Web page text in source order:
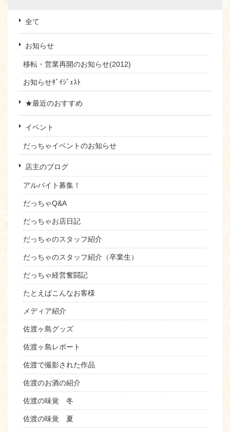
全て
お知らせ
移転・営業再開のお知らせ(2012)
お知らせﾀﾞｲｼﾞｪｽﾄ
★最近のおすすめ
イベント
だっちゃイベントのお知らせ
店主のブログ
アルバイト募集！
だっちゃQ&A
だっちゃお店日記
だっちゃのスタッフ紹介
だっちゃのスタッフ紹介（卒業生）
だっちゃ経営奮闘記
たとえばこんなお客様
メディア紹介
佐渡ヶ島グッズ
佐渡ヶ島レポート
佐渡で撮影された作品
佐渡のお酒の紹介
佐渡の味覚 冬
佐渡の味覚 夏